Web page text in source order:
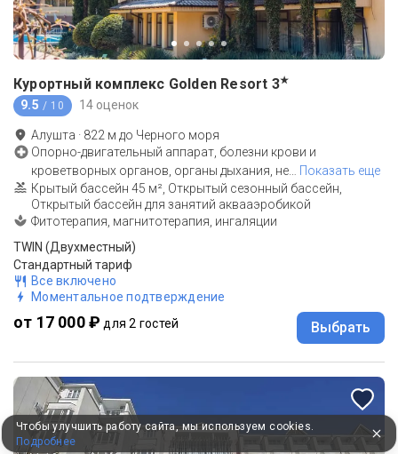
Курортный комплекс Golden Resort 3★
9.5 / 10 14 оценок
Алушта · 822 м до Черного моря
Опорно-двигательный аппарат, болезни крови и
кроветворных органов, органы дыхания, не
Показать еще
Крытый бассейн 45 м², Открытый сезонный бассейн,
Открытый бассейн для занятий аквааэробикой
Фитотерапия, магнитотерапия, ингаляции
TWIN (Двухместный)
Стандартный тариф
Все включено
Моментальное подтверждение
от 17 000 ₽ для 2 гостей Выбрать
Чтобы улучшить работу сайта, мы используем cookies.
Подробнее